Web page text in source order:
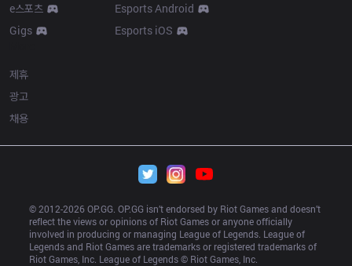
e스포츠
Gigs
Esports Android
Esports iOS
제휴
광고
채용
© 2012-2026 OP.GG. OP.GG isn’t endorsed by Riot Games and doesn’t
reflect the views or opinions of Riot Games or anyone officially
involved in producing or managing League of Legends. League of
Legends and Riot Games are trademarks or registered trademarks of
Riot Games, Inc. League of Legends © Riot Games, Inc.